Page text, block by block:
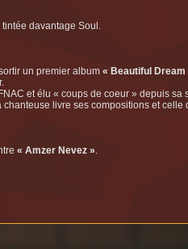
davantage Soul.
un premier album « Beautiful Dream
et élu « coups de coeur » depuis sa
chanteuse livre ses compositions et celle
« Amzer Nevez ».